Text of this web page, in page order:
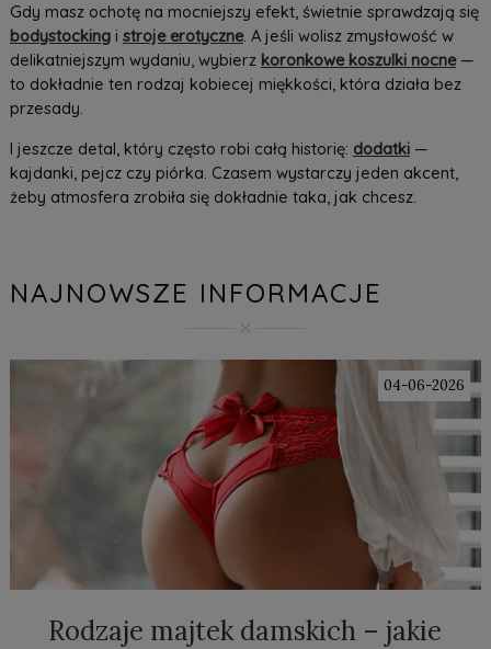
Gdy masz ochotę na mocniejszy efekt, świetnie sprawdzają się
bodystockingi stroje erotyczne. A jeśli wolisz zmysłowość w
delikatniejszym wydaniu, wybierz koronkowe koszulki nocne—
to dokładnie ten rodzaj kobiecej miękkości, która działa bez
przesady.
I jeszcze detal, który często robi całą historię: dodatki—
kajdanki, pejcz czy piórka. Czasem wystarczy jeden akcent,
żeby atmosfera zrobiła się dokładnie taka, jak chcesz.
NAJNOWSZE INFORMACJE
04-06-2026
Rodzaje majtek damskich – jakie